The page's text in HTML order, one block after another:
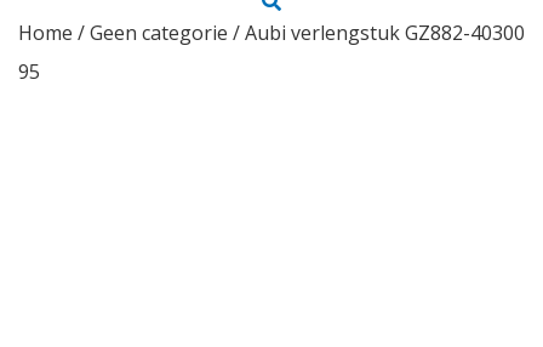
Reparatie
Home /Geen categorie / Aubi verlengstuk GZ882-40300
95